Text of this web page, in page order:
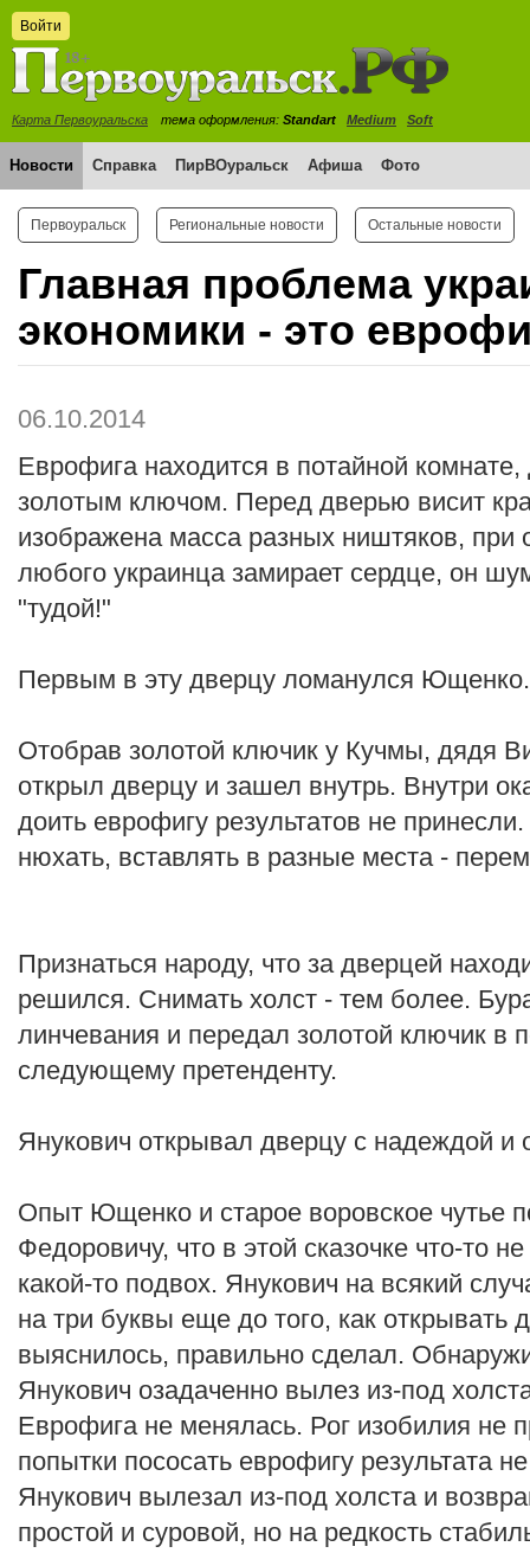
Войти
Карта Первоуральска тема оформления: Standart Medium Soft
Новости Справка ПирВОуральск Афиша Фото
Первоуральск Региональные новости Остальные новости
Главная проблема
экономики - это
06.10.2014
Еврофига находится в потайной
золотым ключом. Перед дверью висит
изображена масса разных ништяков, при
любого украинца замирает сердце, он
"тудой!"
Первым в эту дверцу ломанулся Ющенко.
Отобрав золотой ключик у Кучмы, дядя
открыл дверцу и зашел внутрь. Внутри
доить еврофигу результатов не
нюхать, вставлять в разные места -
Признаться народу, что за дверцей
решился. Снимать холст - тем более.
линчевания и передал золотой ключик в
следующему претенденту.
Янукович открывал дверцу с надеждой и
Опыт Ющенко и старое воровское чутье
Федоровичу, что в этой сказочке что-то
какой-то подвох. Янукович на всякий
на три буквы еще до того, как открывать
выяснилось, правильно сделал.
Янукович озадаченно вылез из-под
Еврофига не менялась. Рог изобилия не
попытки пососать еврофигу результата
Янукович вылезал из-под холста и
простой и суровой, но на редкость